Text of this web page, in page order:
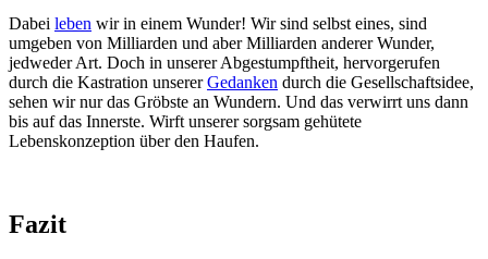
Dabei leben wir in einem Wunder! Wir sind selbst eines, sind
umgeben von Milliarden und aber Milliarden anderer Wunder,
jedweder Art. Doch in unserer Abgestumpftheit, hervorgerufen
durch die Kastration unsererGedanken durch die Gesellschaftsidee,
sehen wir nur das Gröbste an Wundern. Und das verwirrt uns dann
bis auf das Innerste. Wirft unserer sorgsam gehütete
Lebenskonzeption über den Haufen.
Fazit